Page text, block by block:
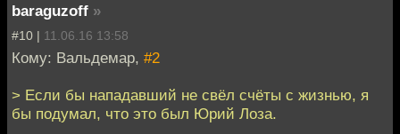
baraguzoff »
#10 | 11.06.16 13:58
Кому: Вальдемар, #2
> Если бы нападавший не свёл счёты с жизнью, я
бы подумал, что это был Юрий Лоза.